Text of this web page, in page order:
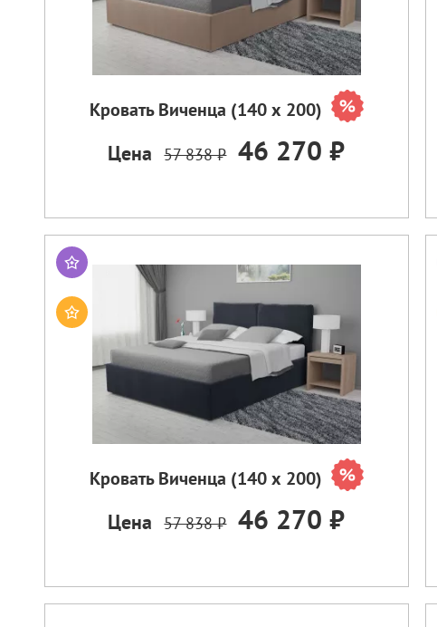
Кровать Виченца (140 х 200)
Цена 57 838 ₽ 46 270 ₽
Кровать Виченца (140 х 200)
Цена 57 838 ₽ 46 270 ₽